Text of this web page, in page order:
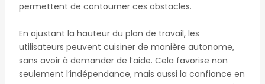
permettent de contourner ces obstacles.
En ajustant la hauteur du plan de travail, les
utilisateurs peuvent cuisiner de manière autonome,
sans avoir à demander de l’aide. Cela favorise non
seulement l’indépendance, mais aussi la confiance en